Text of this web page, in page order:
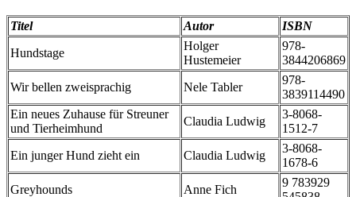
Titel Autor
ISBN
Hundstage
Holger
Hustemeier
978-
3844206869
Wir bellen zweisprachig
Nele Tabler
978-
3839114490
Ein neues Zuhause für Streuner
und Tierheimhund
Claudia Ludwig
3-8068-
1512-7
Ein junger Hund zieht ein
Claudia Ludwig
3-8068-
1678-6
Greyhounds
Anne Fich
9 783929